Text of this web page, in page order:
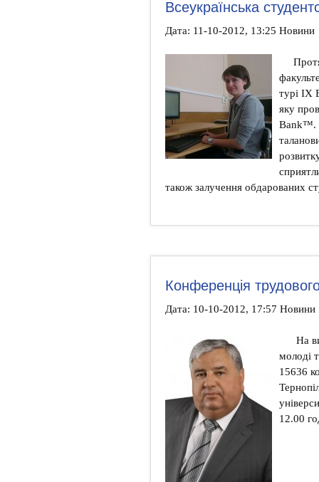
Всеукраїнська
Дата: 11-10-2012, 13:25 Новини
турі IX
яку
Bank™.
також залучення обдарованих
Конференція
Дата: 10-10-2012, 17:57 Новини
На
молоді
15636
12.00